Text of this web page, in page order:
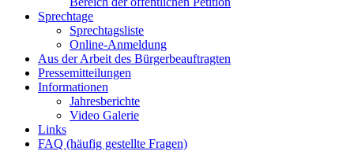
Sprechtage
Sprechtagsliste
Online-Anmeldung
Aus der Arbeit des Bürgerbeauftragten
Pressemitteilungen
Informationen
Jahresberichte
Video Galerie
Links
FAQ (häufig gestellte Fragen)